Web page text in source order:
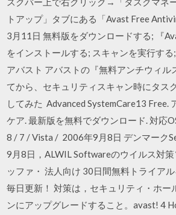
トアップ」タブにある「Avast Free
3月11日 無料版をダウンロードする; 『
をインストールする; スキャンを実行する
アバスト アバストの『無料アンチウィル
てから、セキュリティスキャン時にタス
してみた Advanced SystemCare13 Free.
ケア. 最新版を無料でダウンロード. 対応
8 / 7 / Vista / 2006年9月8日 デンマーク
9月8日，ALWIL Softwareのウイルス対
ッファ・ 法人向け 30日間無料トライア
毎日更新！ 対策は，セキュリティ・ホー
ンにアップグレードすること。avast! 4